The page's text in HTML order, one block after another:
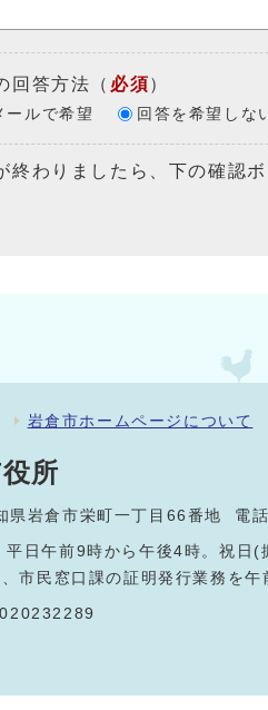
回答方法 （ 必須）
ールで希望 回答を希望しな
終わりましたら、下の確認
岩倉市ホームページについて
所
県岩倉市栄町一丁目66番地 電
平日午前9時から午後4時。祝日(
市民窓口課の証明発行業務を